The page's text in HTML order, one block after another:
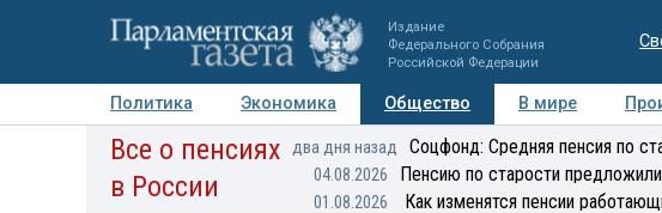
Издание
Федерального Собрания
Российской Федерации
Политика Экономика Общество В мире
Авторы Персоны Мнения Регионы
Все о пенсиях
в России
два дня назад Соцфонд: Средняя пенсия по
04.08.2026 Пенсию по старости
01.08.2026 Как изменятся пенсии